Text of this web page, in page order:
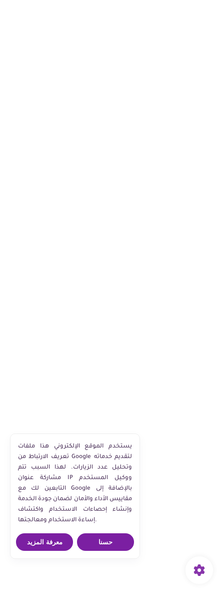
يستخدم الموقع الإلكتروني هذا ملفات
تعريف الارتباط من Google لتقديم خدماته
وتحليل عدد الزيارات. لهذا السبب تتم
مشاركة عنوان IP ووكيل المستخدم
التابعين لك مع Google بالإضافة إلى
مقاييس الأداء والأمان لضمان جودة الخدمة
وإنشاء إحصاءات الاستخدام واكتشاف
إساءة الاستخدام ومعالجتها.
معرفة المزيد حسنا